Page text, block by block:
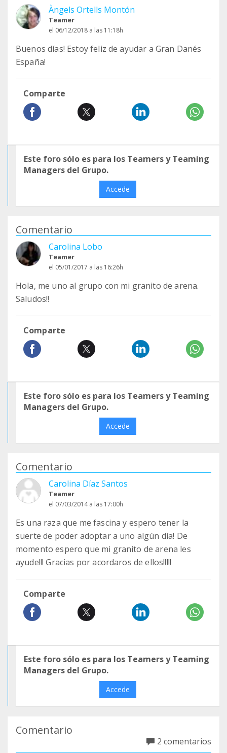
Àngels Ortells Montón
Teamer
el 06/12/2018 a las 11:18h
Buenos días! Estoy feliz de ayudar a Gran Danés
España!
Comparte
Este foro sólo es para los Teamers y Teaming
Managers del Grupo.
Accede
Comentario
Carolina Lobo
Teamer
el 05/01/2017 a las 16:26h
Hola, me uno al grupo con mi granito de arena.
Saludos!!
Comparte
Este foro sólo es para los Teamers y Teaming
Managers del Grupo.
Accede
Comentario
Carolina Díaz Santos
Teamer
el 07/03/2014 a las 17:00h
Es una raza que me fascina y espero tener la
suerte de poder adoptar a uno algún día! De
momento espero que mi granito de arena les
ayude!!! Gracias por acordaros de ellos!!!!!
Comparte
Este foro sólo es para los Teamers y Teaming
Managers del Grupo.
Accede
Comentario
2 comentarios